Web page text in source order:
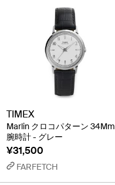
TIMEX
Marlin クロコパターン 34Mm
腕時計 - グレー
¥31,500
FARFETCH